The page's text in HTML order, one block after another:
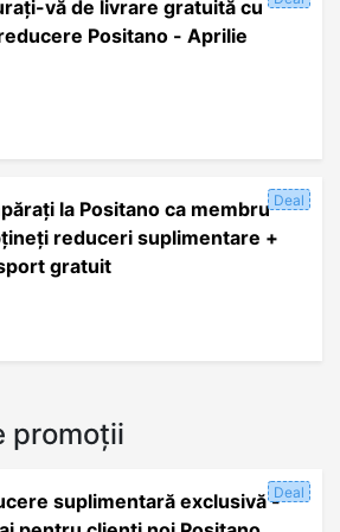
vă de livrare gratuită cu
Positano - Aprilie
Deal
la Positano ca membru
reduceri suplimentare +
gratuit
promoții
Deal
suplimentară exclusivă -